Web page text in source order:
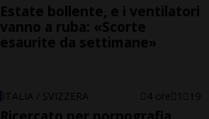
Estate bollente, e i ventilatori
vanno a ruba: «Scorte
esaurite da settimane»
ITALIA / SVIZZERA 4 ore 1 19